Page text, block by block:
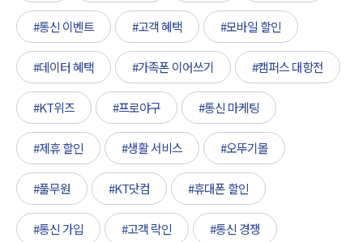
#통신 이벤트 #고객 혜택 #모바일 할인
#데이터 혜택 #가족폰 이어쓰기 #캠퍼스 대항전
#KT위즈 #프로야구 #통신 마케팅
#제휴 할인 #생활 서비스 #오뚜기몰
#풀무원 #KT닷컴 #휴대폰 할인
#통신 가입 #고객 락인 #통신 경쟁